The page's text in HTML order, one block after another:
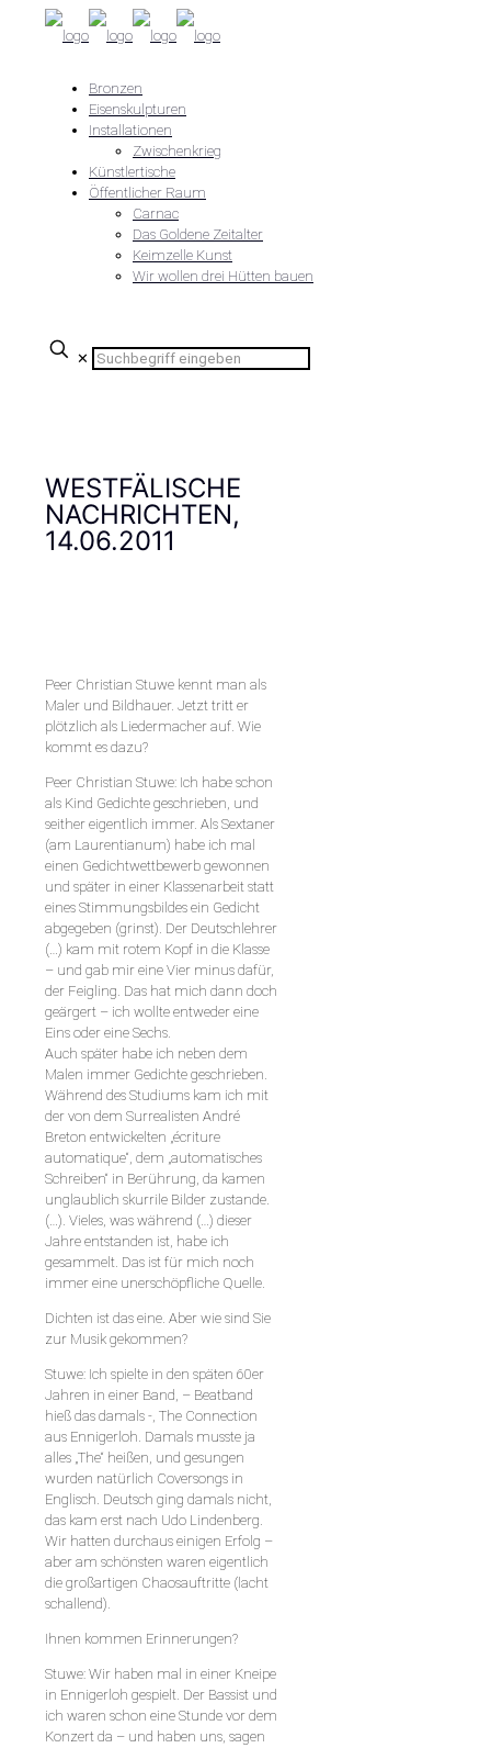
Bronzen
Eisenskulpturen
Installationen
Zwischenkrieg
Künstlertische
Öffentlicher Raum
Carnac
Das Goldene Zeitalter
Keimzelle Kunst
Wir wollen drei Hütten bauen
✕
WESTFÄLISCHE
NACHRICHTEN,
14.06.2011
Peer Christian Stuwe kennt man als
Maler und Bildhauer. Jetzt tritt er
plötzlich als Liedermacher auf. Wie
kommt es dazu?
Peer Christian Stuwe: Ich habe schon
als Kind Gedichte geschrieben, und
seither eigentlich immer. Als Sextaner
(am Laurentianum) habe ich mal
einen Gedichtwettbewerb gewonnen
und später in einer Klassenarbeit statt
eines Stimmungsbildes ein Gedicht
abgegeben (grinst). Der Deutschlehrer
(…) kam mit rotem Kopf in die Klasse
– und gab mir eine Vier minus dafür,
der Feigling. Das hat mich dann doch
geärgert – ich wollte entweder eine
Eins oder eine Sechs.
Auch später habe ich neben dem
Malen immer Gedichte geschrieben.
Während des Studiums kam ich mit
der von dem Surrealisten André
Breton entwickelten „écriture
automatique“, dem „automatisches
Schreiben“ in Berührung, da kamen
unglaublich skurrile Bilder zustande.
(…). Vieles, was während (…) dieser
Jahre entstanden ist, habe ich
gesammelt. Das ist für mich noch
immer eine unerschöpfliche Quelle.
Dichten ist das eine. Aber wie sind Sie
zur Musik gekommen?
Stuwe: Ich spielte in den späten 60er
Jahren in einer Band, – Beatband
hieß das damals -, The Connection
aus Ennigerloh. Damals musste ja
alles „The“ heißen, und gesungen
wurden natürlich Coversongs in
Englisch. Deutsch ging damals nicht,
das kam erst nach Udo Lindenberg.
Wir hatten durchaus einigen Erfolg –
aber am schönsten waren eigentlich
die großartigen Chaosauftritte (lacht
schallend).
Ihnen kommen Erinnerungen?
Stuwe: Wir haben mal in einer Kneipe
in Ennigerloh gespielt. Der Bassist und
ich waren schon eine Stunde vor dem
Konzert da – und haben uns, sagen